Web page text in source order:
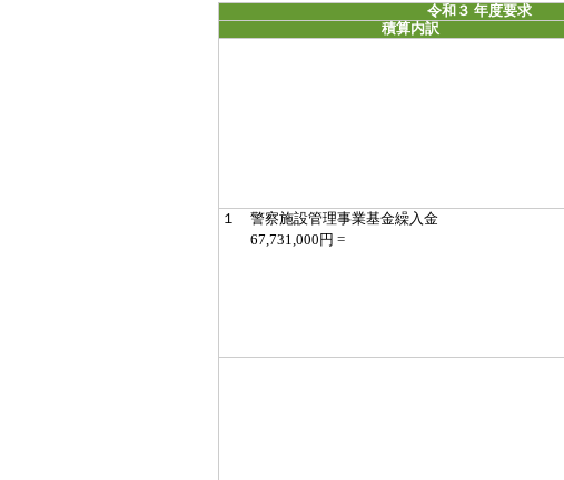
令和３ 年度要求
積算内訳
１ 警察施設管理事業基金繰入金
67,731,000円 =